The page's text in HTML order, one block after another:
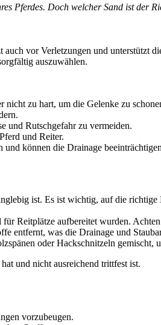
Pferdes. Doch welcher Sand ist der
vor Verletzungen und unterstützt
auszuwählen.
nicht zu hart, um die Gelenke zu
und Rutschgefahr zu vermeiden.
und Reiter.
und können die Drainage
ist. Es ist wichtig, auf die
Reitplätze aufbereitet wurden.
entfernt, was die Drainage und
oder Hackschnitzeln gemischt,
und nicht ausreichend trittfest ist.
vorzubeugen.